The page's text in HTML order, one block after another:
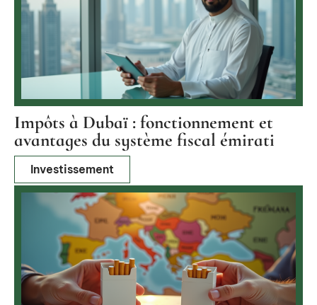
Impôts à Dubaï : fonctionnement et
avantages du système fiscal émirati
Investissement